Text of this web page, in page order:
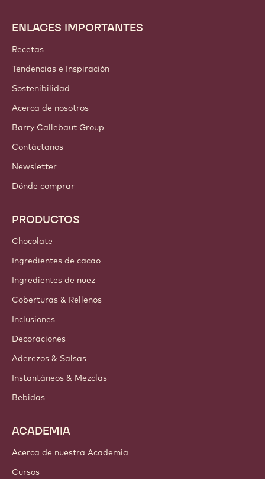
Footer
Callebaut
ENLACES IMPORTANTES
Recetas
Tendencias e Inspiración
Sostenibilidad
Acerca de nosotros
Barry Callebaut Group
Contáctanos
Newsletter
Dónde comprar
PRODUCTOS
Chocolate
Ingredientes de cacao
Ingredientes de nuez
Coberturas & Rellenos
Inclusiones
Decoraciones
Aderezos & Salsas
Instantáneos & Mezclas
Bebidas
ACADEMIA
Acerca de nuestra Academia
Cursos